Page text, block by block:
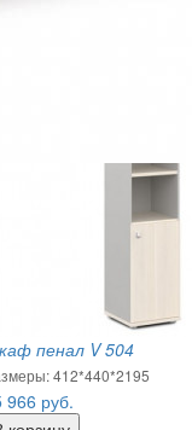
пенал V 504
412*440*2195
966 руб.